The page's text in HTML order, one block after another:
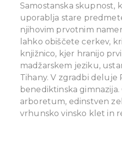
Samostanska skupnost,
uporablja stare
njihovim prvotnim
lahko obiščete cerkev,
knjižnico, kjer hranijo
madžarskem jeziku,
Tihany. V zgradbi deluje
benediktinska gimnazija.
arboretum, edinstven
vrhunsko vinsko klet in